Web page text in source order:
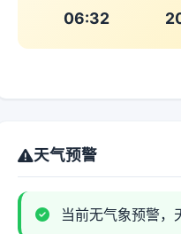
06:32
天气预警
当前无气象预警，